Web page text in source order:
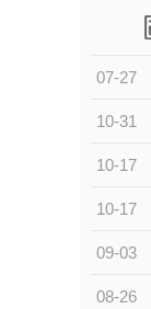
07-27
10-31
10-17
10-17
09-03
08-26